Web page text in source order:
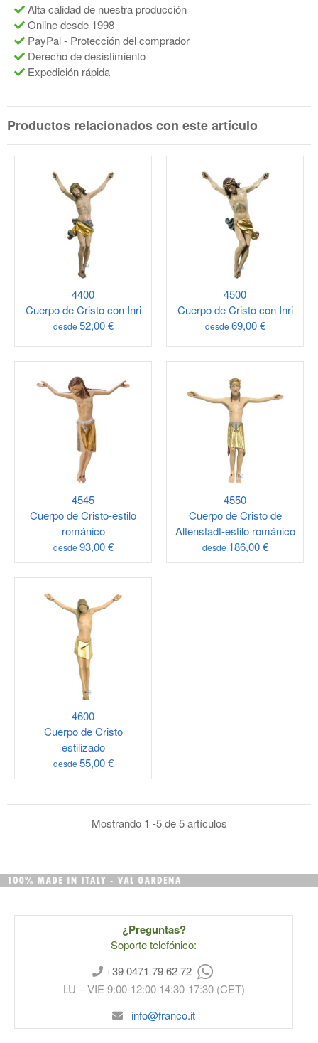
Alta calidad de nuestra producción
Online desde 1998
PayPal - Protección del comprador
Derecho de desistimiento
Expedición rápida
Productos relacionados con este artículo
4400
Cuerpo de Cristo con Inri
desde 52,00 €
4500
Cuerpo de Cristo con Inri
desde 69,00 €
4545
Cuerpo de Cristo-estilo
románico
desde 93,00 €
4550
Cuerpo de Cristo de
Altenstadt-estilo románico
desde 186,00 €
4600
Cuerpo de Cristo
estilizado
desde 55,00 €
Mostrando 1 -5 de 5 artículos
¿Preguntas?
Soporte telefónico:
+39 0471 79 62 72
LU – VIE 9:00-12:00 14:30-17:30 (CET)
info@franco.it